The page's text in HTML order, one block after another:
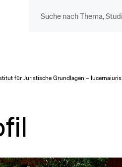
für Juristische Grundlagen – lucernaiuris
Studien­interessierte